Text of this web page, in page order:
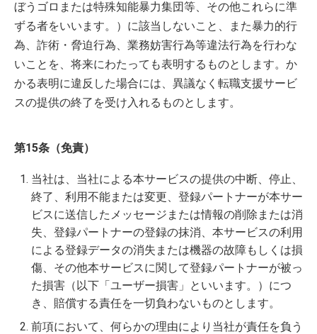
ぼうゴロまたは特殊知能暴力集団等、その他これらに準
ずる者をいいます。）に該当しないこと、また暴力的行
為、詐術・脅迫行為、業務妨害行為等違法行為を行わな
いことを、将来にわたっても表明するものとします。か
かる表明に違反した場合には、異議なく転職支援サービ
スの提供の終了を受け入れるものとします。
第15条（免責）
当社は、当社による本サービスの提供の中断、停止、
終了、利用不能または変更、登録パートナーが本サー
ビスに送信したメッセージまたは情報の削除または消
失、登録パートナーの登録の抹消、本サービスの利用
による登録データの消失または機器の故障もしくは損
傷、その他本サービスに関して登録パートナーが被っ
た損害（以下「ユーザー損害」といいます。）につ
き、賠償する責任を一切負わないものとします。
前項において、何らかの理由により当社が責任を負う